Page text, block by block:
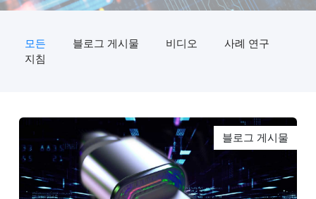
모든 블로그 게시물 비디오
사례 연구
지침
블로그 게시물